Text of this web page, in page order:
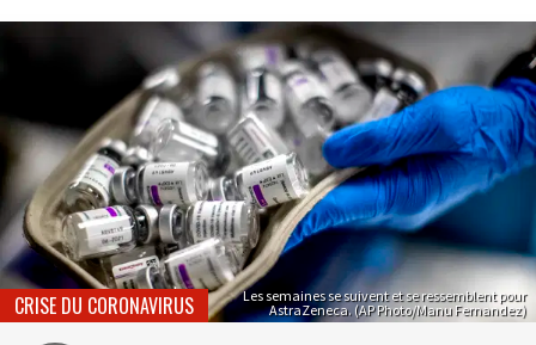
Les semaines se suivent et se ressemblent pour
AstraZeneca. (AP Photo/Manu Fernandez)
CRISE DU CORONAVIRUS